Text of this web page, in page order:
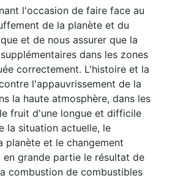
l'occasion de faire face au
de la planète et du
et de nous assurer que la
dans les zones
correctement. L'histoire et la
l'appauvrissement de la
la haute atmosphère, dans les
fruit d'une longue et difficile
la situation actuelle, le
planète et le changement
grande partie le résultat de
combustion de combustibles